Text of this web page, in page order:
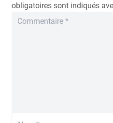
obligatoires sont indiqués